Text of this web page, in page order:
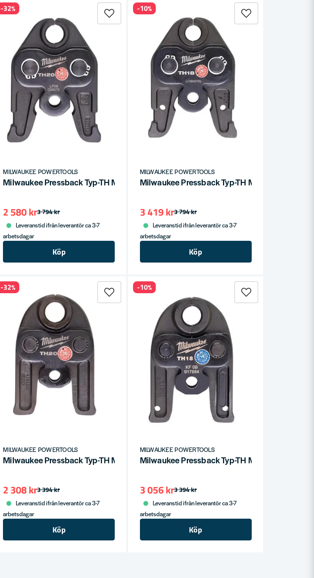
MILWAUKEE POWERTOOLS
Milwaukee Pressback Typ-TH M18 Ø20mm
3 794 kr
2 580 kr
Leveranstid ifrån leverantör ca 3-7
arbetsdagar
Köp
-32%
MILWAUKEE POWERTOOLS
Milwaukee Pressback Typ-TH M18 Ø18mm
3 794 kr
3 419 kr
Leveranstid ifrån leverantör ca 3-7
arbetsdagar
Köp
-10%
MILWAUKEE POWERTOOLS
Milwaukee Pressback Typ-TH M12 Ø20mm
3 394 kr
2 308 kr
Leveranstid ifrån leverantör ca 3-7
arbetsdagar
Köp
-32%
MILWAUKEE POWERTOOLS
Milwaukee Pressback Typ-TH M12 Ø18mm
3 394 kr
3 056 kr
Leveranstid ifrån leverantör ca 3-7
arbetsdagar
Köp
-10%